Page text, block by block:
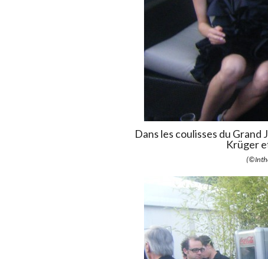
Dans les coulisses du Grand
Krüger